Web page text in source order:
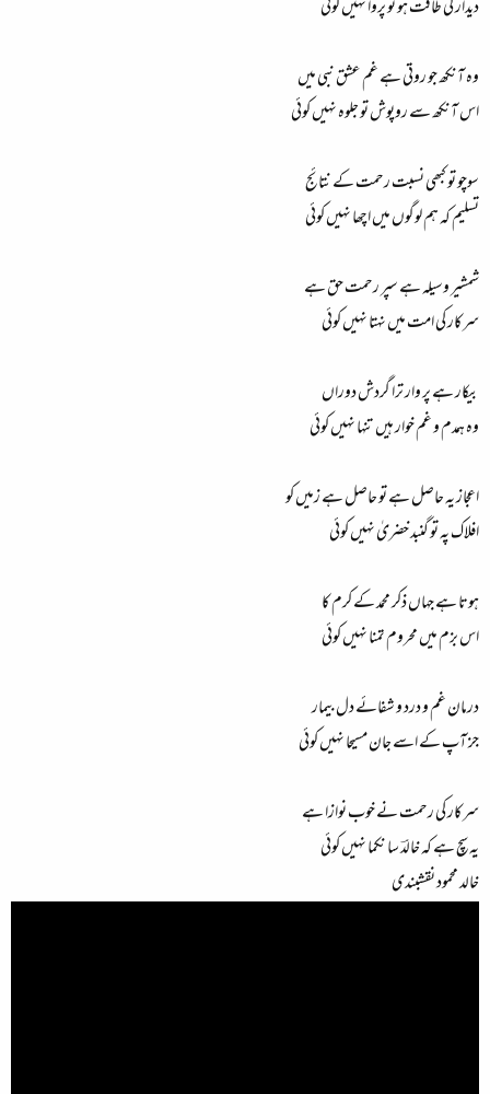
دیدار کی طاقت ہو تو پروا نہیں کوئی
وہ آنکھ جو روتی ہے غم عشق نبی میں
اس آنکھ سے روپوش تو جلوہ نہیں کوئی
سوچو تو کبھی نسبت رحمت کے نتائج
تسلیم کہ ہم لوگوں میں اچھا نہیں کوئی
شمشیر وسیلہ ہے سپر رحمت حق ہے
سرکار کی امت میں نہتا نہیں کوئی
بیکار ہے پر وار ترا گردش دوراں
وہ ہمدم و غم خوار ہیں تنہا نہیں کوئی
اعجاز یہ حاصل ہے تو حاصل ہے زمیں کو
افلاک پہ تو گنبد خضریٰ نہیں کوئی
ہوتا ہے جہاں ذکر محمد کے کرم کا
اس بزم میں محروم تمنا نہیں کوئی
درمان غم و درد و شفائے دل بیمار
جز آپ کے اسے جان مسیحا نہیں کوئی
سرکار کی رحمت نے خوب نوازا ہے
یہ سچ ہے کہ خالدؔ سا نکما نہیں کوئی
خالد محمود نقشبندی